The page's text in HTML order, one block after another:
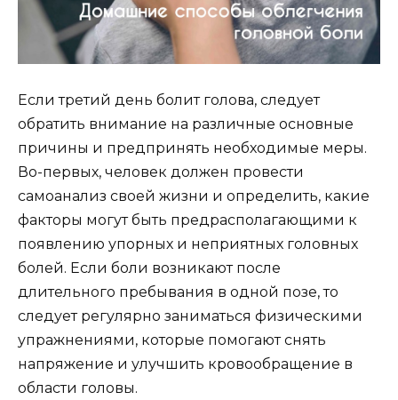
Если третий день болит голова, следует
обратить внимание на различные основные
причины и предпринять необходимые меры.
Во-первых, человек должен провести
самоанализ своей жизни и определить, какие
факторы могут быть предрасполагающими к
появлению упорных и неприятных головных
болей. Если боли возникают после
длительного пребывания в одной позе, то
следует регулярно заниматься физическими
упражнениями, которые помогают снять
напряжение и улучшить кровообращение в
области головы.